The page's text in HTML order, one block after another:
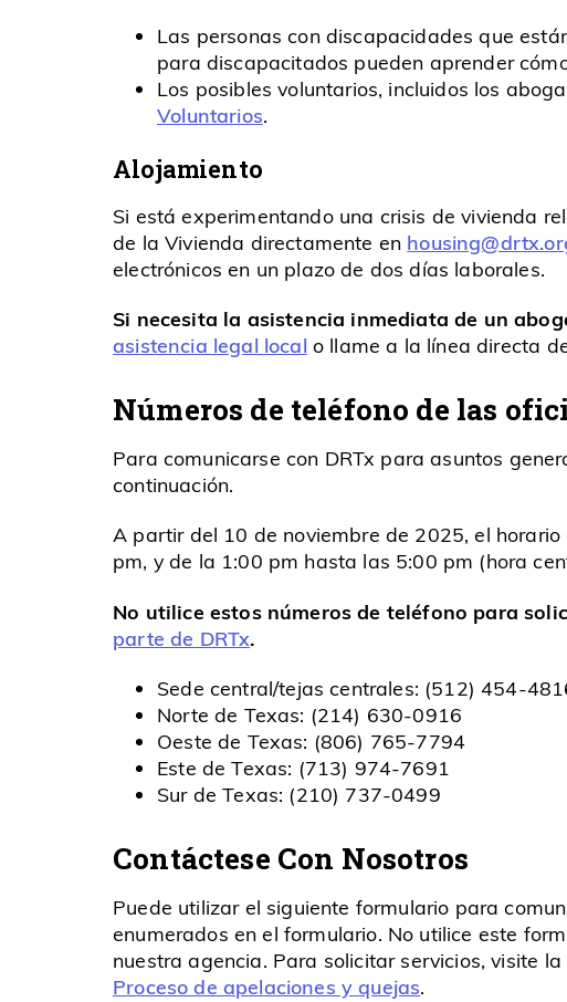
Las personas con discapacidades que
para discapacitados pueden aprender
Los posibles voluntarios, incluidos los
Voluntarios.
Alojamiento
Si está experimentando una crisis de vivienda
de la Vivienda directamente en
electrónicos en un plazo de dos días laborales.
Si necesita la asistencia inmediata de un
asistencia legal local o llame a la línea directa
Números de teléfono de las
Para comunicarse con DRTx para asuntos
continuación.
A partir del 10 de noviembre de 2025, el
pm, y de la 1:00 pm hasta las 5:00 pm (hora
No utilice estos números de teléfono para
parte de DRTx.
Sede central/tejas centrales: (512) 454-
Norte de Texas: (214) 630-0916
Oeste de Texas: (806) 765-7794
Este de Texas: (713) 974-7691
Sur de Texas: (210) 737-0499
Contáctese Con Nosotros
Puede utilizar el siguiente formulario para
enumerados en el formulario. No utilice este
nuestra agencia. Para solicitar servicios, visite
Proceso de apelaciones y quejas.